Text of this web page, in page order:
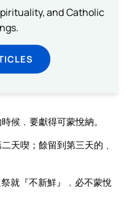
and Catholic
候﹐要獻得可蒙悅納。
天喫；餘留到第三天的﹑
就『不新鮮』﹐必不蒙悅